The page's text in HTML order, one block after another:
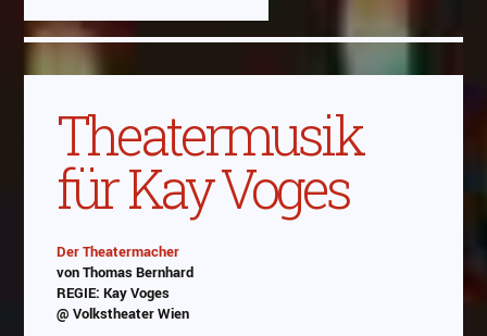
Theatermusik
für Kay Voges
Abspielen
Das Video wird von Youtube eingebettet
Der Theatermacher
von Thomas Bernhard
REGIE: Kay Voges
@ Volkstheater Wien